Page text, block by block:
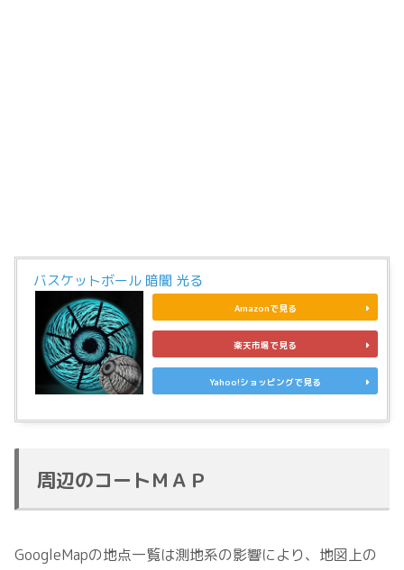
バスケットボール 暗闇 光る
Amazonで見る
楽天市場で見る
Yahoo!ショッピングで見る
周辺のコートＭＡＰ
GoogleMapの地点一覧は測地系の影響により、地図上の